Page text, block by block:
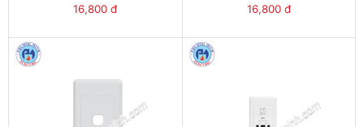
16,800 đ 16,800 đ